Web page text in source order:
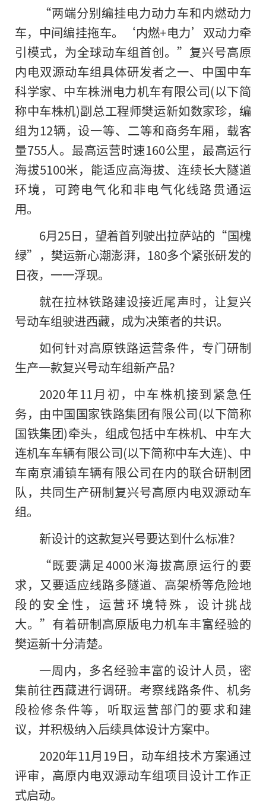
“两端分别编挂电力动力车和内燃动力
车，中间编挂拖车。‘内燃+电力’双动力牵
引模式，为全球动车组首创。”复兴号高原
内电双源动车组具体研发者之一、中国中车
科学家、中车株洲电力机车有限公司(以下简
称中车株机)副总工程师樊运新如数家珍，编
组为12辆，设一等、二等和商务车厢，载客
量755人。最高运营时速160公里，最高运行
海拔5100米，能适应高海拔、连续长大隧道
环境，可跨电气化和非电气化线路贯通运
用。
6月25日，望着首列驶出拉萨站的“国槐
绿”，樊运新心潮澎湃，180多个紧张研发的
日夜，一一浮现。
就在拉林铁路建设接近尾声时，让复兴
号动车组驶进西藏，成为决策者的共识。
如何针对高原铁路运营条件，专门研制
生产一款复兴号动车组新产品?
2020年11月初，中车株机接到紧急任
务，由中国国家铁路集团有限公司(以下简称
国铁集团)牵头，组成包括中车株机、中车大
连机车车辆有限公司(以下简称中车大连)、中
车南京浦镇车辆有限公司在内的联合研制团
队，共同生产研制复兴号高原内电双源动车
组。
新设计的这款复兴号要达到什么标准?
“既要满足4000米海拔高原运行的要
求，又要适应线路多隧道、高架桥等危险地
段的安全性，运营环境特殊，设计挑战
大。”有着研制高原版电力机车丰富经验的
樊运新十分清楚。
一周内，多名经验丰富的设计人员，密
集前往西藏进行调研。考察线路条件、机务
段检修条件等，听取运营部门的要求和建
议，并积极纳入后续具体设计方案中。
2020年11月19日，动车组技术方案通过
评审，高原内电双源动车组项目设计工作正
式启动。